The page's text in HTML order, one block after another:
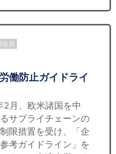
会員
働防止ガイドライ
月、欧米諸国を中
サプライチェーンの
限措置を受け、「企
考ガイドライン」を